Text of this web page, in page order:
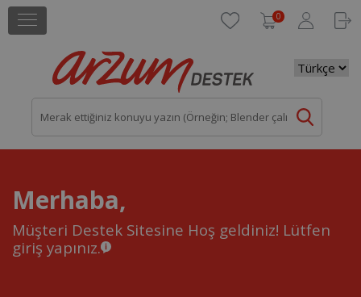
0
Merhaba,
Müşteri Destek Sitesine Hoş geldiniz! Lütfen
giriş yapınız.